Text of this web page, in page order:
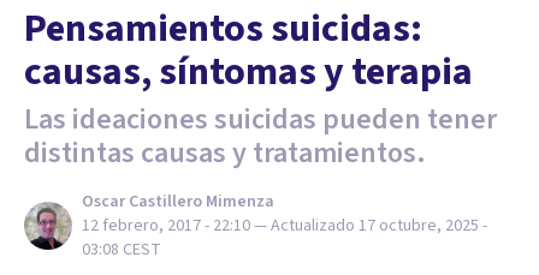
Pensamientos suicidas:
causas, síntomas y terapia
Las ideaciones suicidas pueden tener
distintas causas y tratamientos.
Oscar Castillero Mimenza
12 febrero, 2017 - 22:10— Actualizado 17 octubre, 2025 -
03:08 CEST